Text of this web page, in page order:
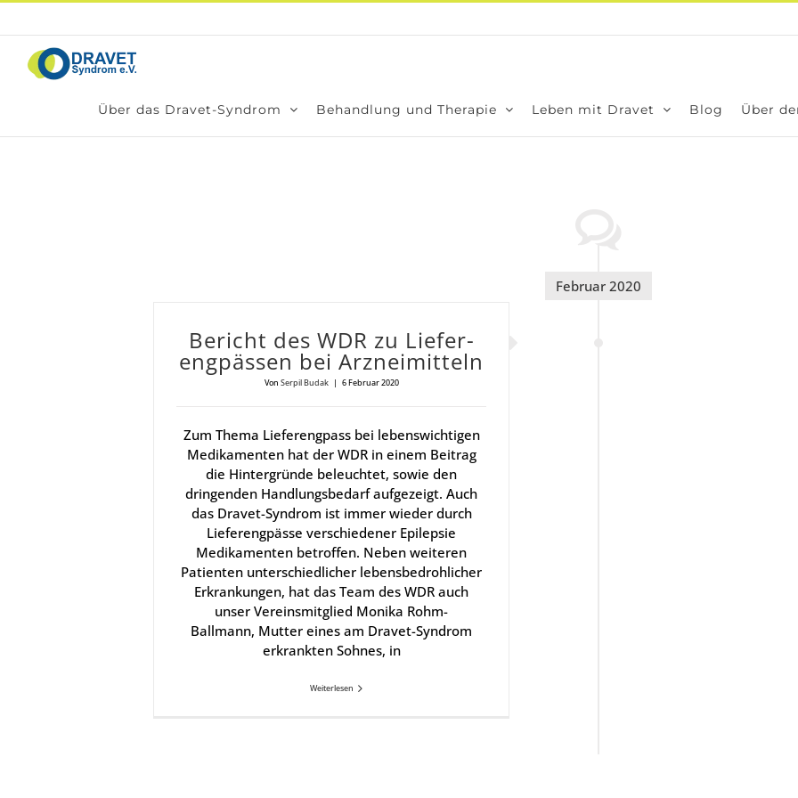
springen
Über das Dra­­vet-Syn­­­drom Behand­lung und The­ra­pie Leben mit Dra­vet Blog Über
Februar 2020
Bericht des WDR zu Lie­fer­
eng­päs­sen bei Arz­nei­mit­teln
Von Serpil Budak | 6 Februar 2020
Zum Thema Lieferengpass bei lebenswichtigen
Medikamenten hat der WDR in einem Beitrag
die Hintergründe beleuchtet, sowie den
dringenden Handlungsbedarf aufgezeigt. Auch
das Dravet-Syndrom ist immer wieder durch
Lieferengpässe verschiedener Epilepsie
Medikamenten betroffen. Neben weiteren
Patienten unterschiedlicher lebensbedrohlicher
Erkrankungen, hat das Team des WDR auch
unser Vereinsmitglied Monika Rohm-
Ballmann, Mutter eines am Dravet-Syndrom
erkrankten Sohnes, in
Weiterlesen